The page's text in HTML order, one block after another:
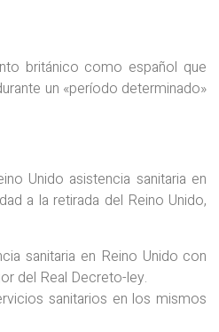
británico como español que
un «período determinado»
Unido asistencia sanitaria en
a la retirada del Reino Unido,
sanitaria en Reino Unido con
del Real Decreto-ley.
sanitarios en los mismos